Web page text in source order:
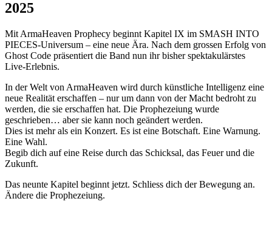
2025
Mit ArmaHeaven Prophecy beginnt Kapitel IX im SMASH INTO
PIECES-Universum – eine neue Ära. Nach dem grossen Erfolg von
Ghost Code präsentiert die Band nun ihr bisher spektakulärstes
Live-Erlebnis.
In der Welt von ArmaHeaven wird durch künstliche Intelligenz eine
neue Realität erschaffen – nur um dann von der Macht bedroht zu
werden, die sie erschaffen hat. Die Prophezeiung wurde
geschrieben… aber sie kann noch geändert werden.
Dies ist mehr als ein Konzert. Es ist eine Botschaft. Eine Warnung.
Eine Wahl.
Begib dich auf eine Reise durch das Schicksal, das Feuer und die
Zukunft.
Das neunte Kapitel beginnt jetzt. Schliess dich der Bewegung an.
Ändere die Prophezeiung.